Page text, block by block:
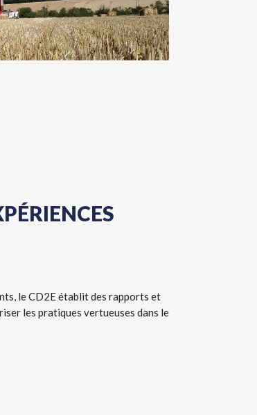
le CD2E établit des rapports et
les pratiques vertueuses dans le